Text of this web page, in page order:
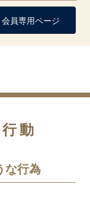
会員専用ページ
動
な行為